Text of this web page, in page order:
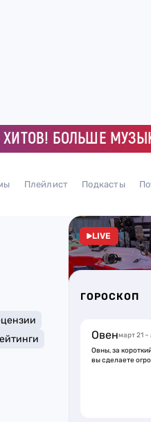
БОЛЬШЕ
Плейлист Подкасты
LIVE
ГОРОСКОП
Овенмарт 21
Овны, за
вы сделаете